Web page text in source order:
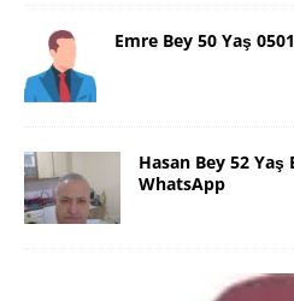
Emre Bey 50 Yaş
Hasan Bey 52 Yaş
WhatsApp